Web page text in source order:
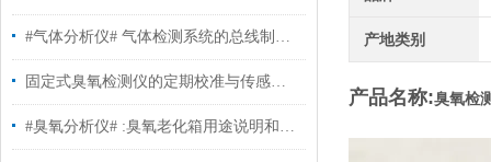
#气体分析仪# 气体检测系统的总线制与分线制如何选择
固定式臭氧检测仪的定期校准与传感器寿命管理
#臭氧分析仪# :臭氧老化箱用途说明和行业存在的主要疑问
产地类别
产品名称:臭氧检